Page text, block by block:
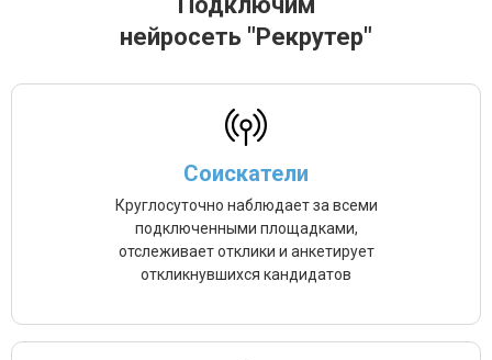
нейросеть "Рекрутер"
Соискатели
Круглосуточно наблюдает за всеми
подключенными площадками,
отслеживает отклики и анкетирует
откликнувшихся кандидатов